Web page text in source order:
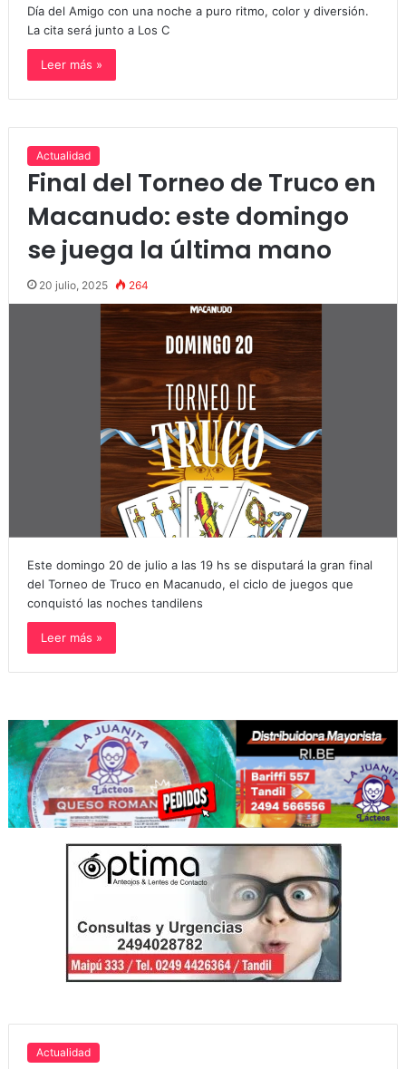
Día del Amigo con una noche a puro ritmo, color y diversión.
La cita será junto a Los C
Leer más »
Actualidad
Final del Torneo de Truco en
Macanudo: este domingo
se juega la última mano
20 julio, 2025 264
Este domingo 20 de julio a las 19 hs se disputará la gran final
del Torneo de Truco en Macanudo, el ciclo de juegos que
conquistó las noches tandilens
Leer más »
Actualidad